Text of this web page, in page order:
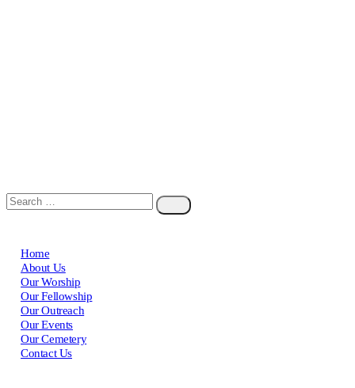
Home
About Us
Our Worship
Our Fellowship
Our Outreach
Our Events
Our Cemetery
Contact Us